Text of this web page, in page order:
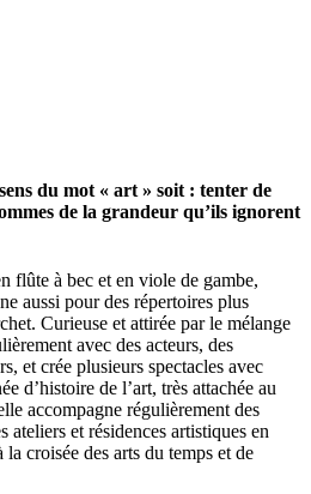
du mot « art » soit : tenter de
de la grandeur qu’ils ignorent
flûte à bec et en viole de gambe,
aussi pour des répertoires plus
Curieuse et attirée par le mélange
avec des acteurs, des
et crée plusieurs spectacles avec
d’histoire de l’art, très attachée au
accompagne régulièrement des
ateliers et résidences artistiques en
croisée des arts du temps et de